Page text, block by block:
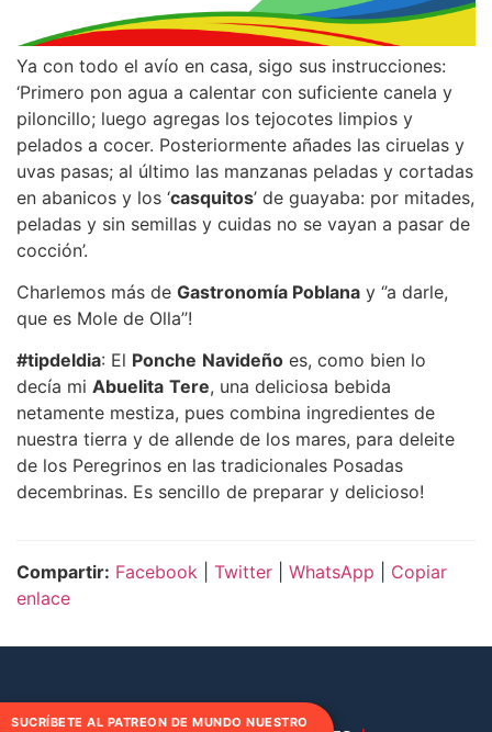
Ya con todo el avío en casa, sigo sus instrucciones:
‘Primero pon agua a calentar con suficiente canela y
piloncillo; luego agregas los tejocotes limpios y
pelados a cocer. Posteriormente añades las ciruelas y
uvas pasas; al último las manzanas peladas y cortadas
en abanicos y los ‘casquitos’ de guayaba: por mitades,
peladas y sin semillas y cuidas no se vayan a pasar de
cocción’.
Charlemos más de Gastronomía Poblana y ‘’a darle,
que es Mole de Olla’’!
#tipdeldia: El Ponche Navideño es, como bien lo
decía mi Abuelita Tere, una deliciosa bebida
netamente mestiza, pues combina ingredientes de
nuestra tierra y de allende de los mares, para deleite
de los Peregrinos en las tradicionales Posadas
decembrinas. Es sencillo de preparar y delicioso!
Compartir: Facebook Twitter WhatsApp
Copiar
enlace
SUCRÍBETE AL PATREON DE MUNDO NUESTRO